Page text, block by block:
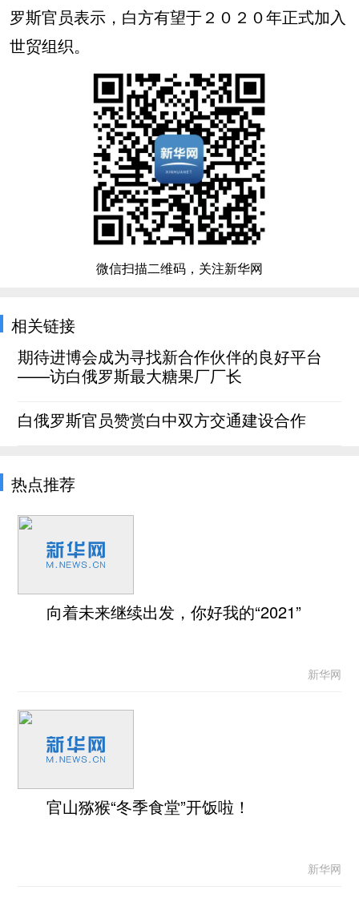
罗斯官员表示，白方有望于２０２０年正式加入
世贸组织。
微信扫描二维码，关注新华网
相关链接
期待进博会成为寻找新合作伙伴的良好平台
——访白俄罗斯最大糖果厂厂长
白俄罗斯官员赞赏白中双方交通建设合作
热点推荐
向着未来继续出发，你好我的“2021”
新华网
官山猕猴“冬季食堂”开饭啦！
新华网